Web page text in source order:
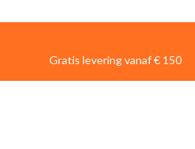
Gratis levering vanaf € 150